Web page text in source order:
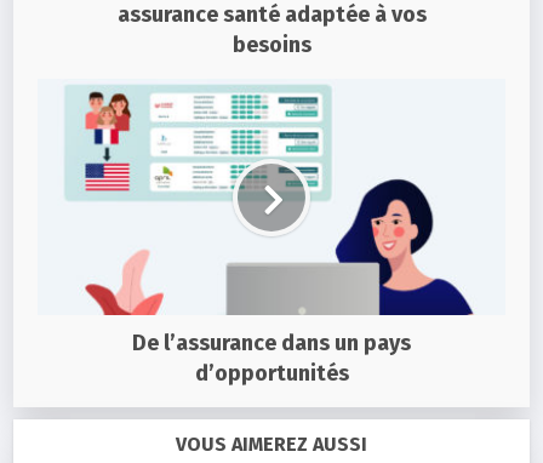
assurance santé adaptée à vos
besoins
De l’assurance dans un pays
d’opportunités
VOUS AIMEREZ AUSSI